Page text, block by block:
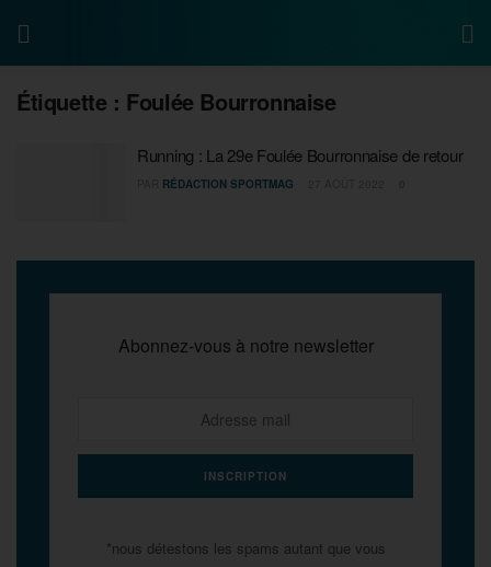
Étiquette : Foulée Bourronnaise
Running : La 29e Foulée Bourronnaise de retour
RÉDACTION SPORTMAG
Abonnez-vous à notre newsletter
*nous détestons les spams autant que vous